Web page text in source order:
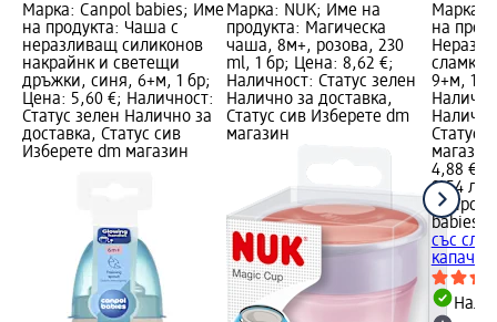
Марка: Canpol babies; Име
на продукта: Чаша с
неразливащ силиконов
накрайнк и светещи
дръжки, синя, 6+м, 1 бр;
Цена: 5,60 €; Наличност:
Статус зелен Налично за
доставка, Статус сив
Изберете dm магазин
Марка: NUK; Име на
продукта: Магическа
чаша, 8м+, розова, 230
ml, 1 бр; Цена: 8,62 €;
Наличност: Статус зелен
Налично за доставка,
Статус сив Изберете dm
магазин
Марка:
на
сламка
9+м, 1
Статус
магазин
4,88 €
9,54 лв.
Canpol
babies
със